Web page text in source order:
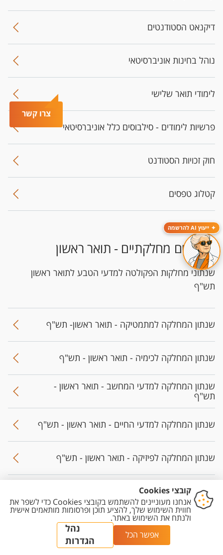
צרו קשר
ייעוץ AI להרשמה
דיקנאט הסטודנטים
נוהל בחינות אוניברסיטאי
לימודי תואר שלישי
פרשיות לימודים - סילבוסים כלל אוניברסיטאי
חוק זכויות הסטודנט
קטלוג טפסים
שנתונים מחלקתיים - תואר ראשון
שנתוני מחלקות הפקולטה למדעי הטבע לתואר ראשון
תש"ף
שנתון המחלקה למתמטיקה - תואר ראשון- תש"ף
שנתון המחלקה לכימיה - תואר ראשון - תש"ף
שנתון המחלקה למדעי המחשב - תואר ראשון -
תש"ף
שנתון המחלקה למדעי החיים - תואר ראשון - תש"ף
שנתון המחלקה לפיזיקה - תואר ראשון - תש"ף
שנתון המחלקה למדעי כדור הארץ והסביבה - תואר
ראשון - תש"ף
שנתונים מחלקתיים - תואר ראשון